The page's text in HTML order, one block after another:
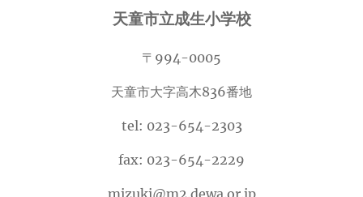
天童市立成生小学校
〒994-0005
天童市大字高木836番地
tel: 023-654-2303
fax: 023-654-2229
mizuki@m2.dewa.or.jp